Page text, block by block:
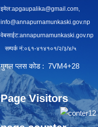
इमेल:apgaupalika@gmail.com
info@annapurnamunkaski.gov.np
सम्पर्क नं:०६१-४१४१०१/२/३/४/५
गुगल प्लस कोड : 7VM4+28
Page Visitors